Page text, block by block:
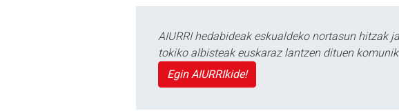
AIURRI hedabideak eskualdeko nortasun hitzak
tokiko albisteak euskaraz lantzen dituen
Egin AIURRIkide!